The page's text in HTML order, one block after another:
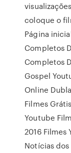
coloque o
Página
Completos
Completos
Gospel
Online
Filmes
Youtube
2016
Notícias dos